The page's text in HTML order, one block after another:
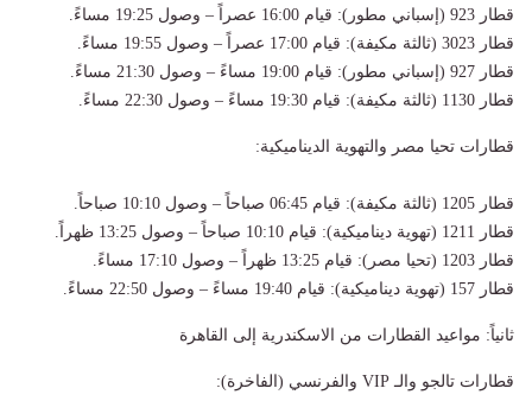
قطار 923 (إسباني مطور): قيام 16:00 عصراً – وصول 19:25 مساءً.
قطار 3023 (ثالثة مكيفة): قيام 17:00 عصراً – وصول 19:55 مساءً.
قطار 927 (إسباني مطور): قيام 19:00 مساءً – وصول 21:30 مساءً.
قطار 1130 (ثالثة مكيفة): قيام 19:30 مساءً – وصول 22:30 مساءً.
قطارات تحيا مصر والتهوية الديناميكية:
قطار 1205 (ثالثة مكيفة): قيام 06:45 صباحاً – وصول 10:10 صباحاً.
قطار 1211 (تهوية ديناميكية): قيام 10:10 صباحاً – وصول 13:25 ظهراً.
قطار 1203 (تحيا مصر): قيام 13:25 ظهراً – وصول 17:10 مساءً.
قطار 157 (تهوية ديناميكية): قيام 19:40 مساءً – وصول 22:50 مساءً.
ثانياً: مواعيد القطارات من الاسكندرية إلى القاهرة
قطارات تالجو والـ VIP والفرنسي (الفاخرة):